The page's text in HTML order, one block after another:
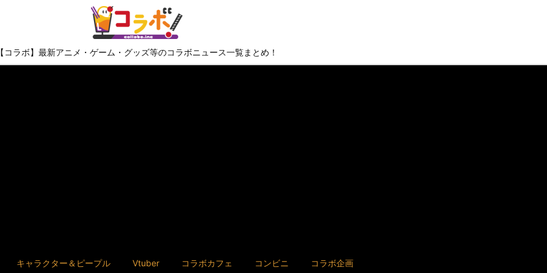
【コラボ】最新アニメ・ゲーム・グッズ等のコラボニュース一覧まとめ！
キャラクター＆ピープル Vtuber コラボカフェ コンビニ コラボ企画